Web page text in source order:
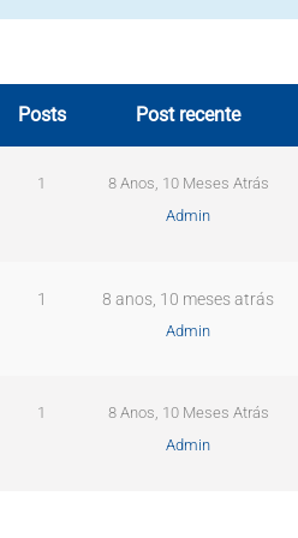
Posts Post recente
1
8 Anos, 10 Meses Atrás
Admin
1 8 anos, 10 meses atrás
Admin
1
8 Anos, 10 Meses Atrás
Admin